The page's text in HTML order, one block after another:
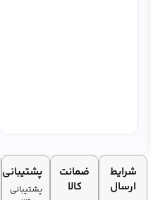
شرایط
ارسال
ضمانت
کالا
پشتیبانی
پشتیبانی